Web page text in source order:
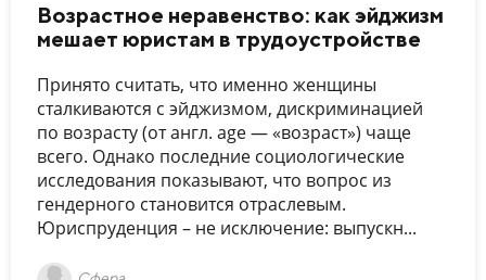
Возрастное неравенство: как эйджизм
мешает юристам в трудоустройстве
Принято считать, что именно женщины
сталкиваются с эйджизмом, дискриминацией
по возрасту (от англ. age — «возраст») чаще
всего. Однако последние социологические
исследования показывают, что вопрос из
гендерного становится отраслевым.
Юриспруденция – не исключение: выпускн...